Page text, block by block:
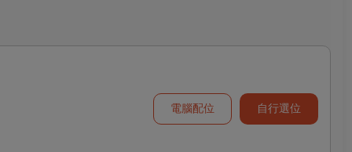
電腦配位 自行選位